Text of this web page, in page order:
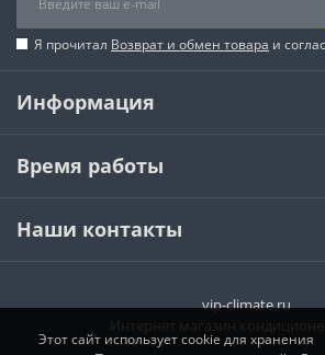
Я прочитал Возврат и обмен товара и
Информация
Время работы
Наши контакты
vip-climate.ru
Интернет магазин
Этот сайт использует cookie для хранения